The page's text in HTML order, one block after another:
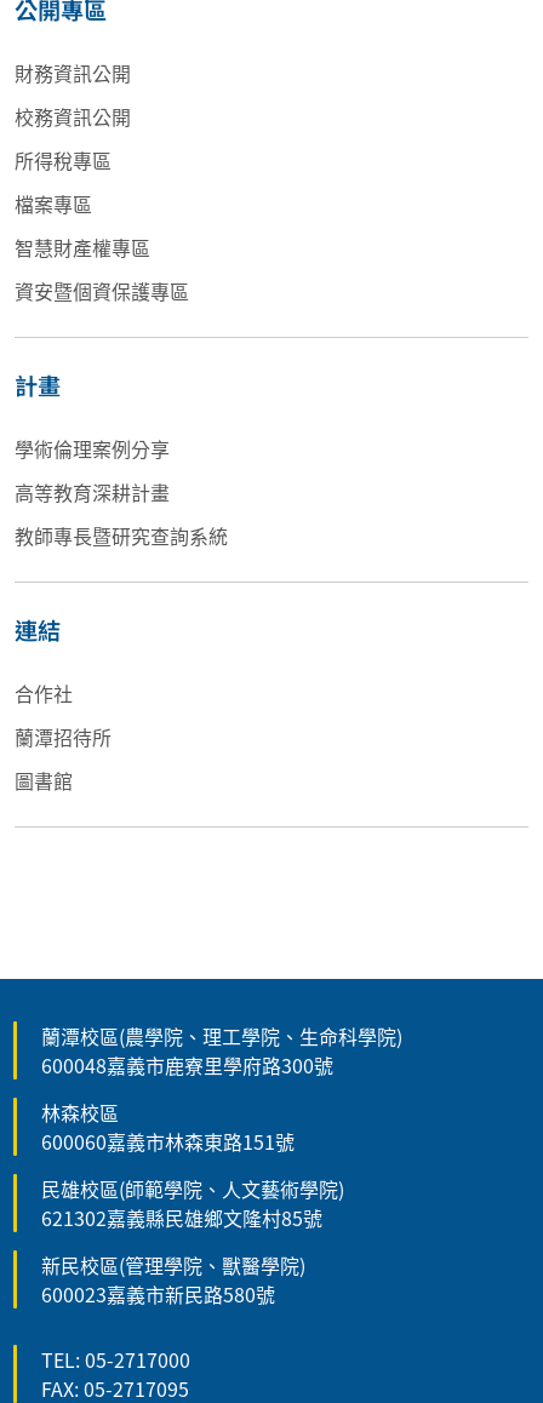
公開專區
財務資訊公開
校務資訊公開
所得稅專區
檔案專區
智慧財產權專區
資安暨個資保護專區
計畫
學術倫理案例分享
高等教育深耕計畫
教師專長暨研究查詢系統
連結
合作社
蘭潭招待所
圖書館
蘭潭校區(農學院、理工學院、生命科學院)
600048嘉義市鹿寮里學府路300號
林森校區
600060嘉義市林森東路151號
民雄校區(師範學院、人文藝術學院)
621302嘉義縣民雄鄉文隆村85號
新民校區(管理學院、獸醫學院)
600023嘉義市新民路580號
TEL: 05-2717000
FAX: 05-2717095